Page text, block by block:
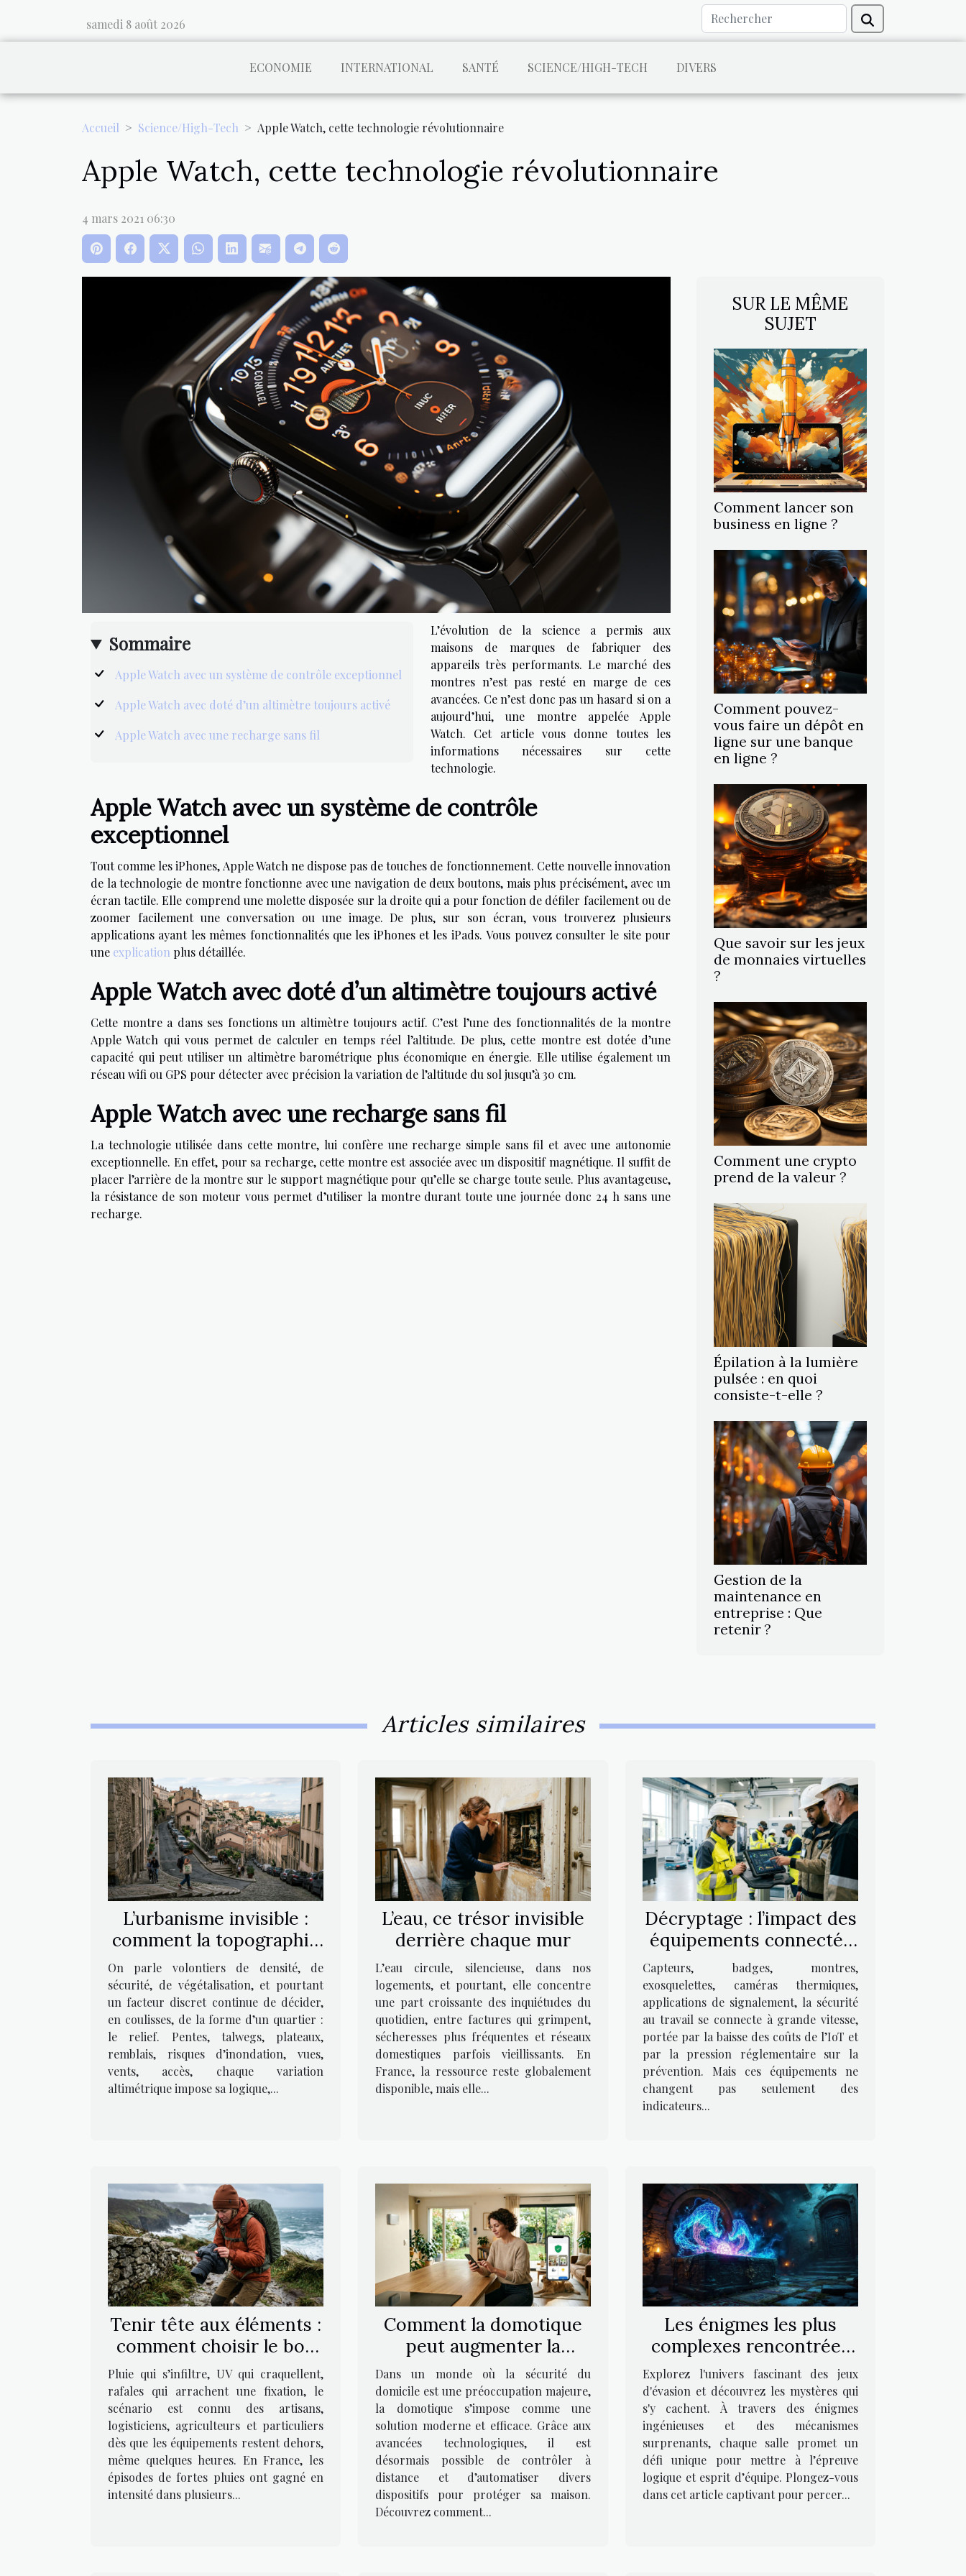
samedi 8 août 2026
ECONOMIE INTERNATIONAL SANTÉ SCIENCE/HIGH-TECH DIVERS
Accueil Science/High-Tech Apple Watch, cette technologie révolutionnaire
Apple Watch, cette technologie révolutionnaire
4 mars 2021 06:30
Sommaire
Apple Watch avec un système de contrôle exceptionnel
Apple Watch avec doté d’un altimètre toujours activé
Apple Watch avec une recharge sans fil
L’évolution de la science a permis aux
maisons de marques de fabriquer des
appareils très performants. Le marché des
montres n’est pas resté en marge de ces
avancées. Ce n’est donc pas un hasard si on a
aujourd’hui, une montre appelée Apple
Watch. Cet article vous donne toutes les
informations nécessaires sur cette
technologie.
Apple Watch avec un système de contrôle
exceptionnel
Tout comme les iPhones, Apple Watch ne dispose pas de touches de fonctionnement. Cette nouvelle innovation
de la technologie de montre fonctionne avec une navigation de deux boutons, mais plus précisément, avec un
écran tactile. Elle comprend une molette disposée sur la droite qui a pour fonction de défiler facilement ou de
zoomer facilement une conversation ou une image. De plus, sur son écran, vous trouverez plusieurs
applications ayant les mêmes fonctionnalités que les iPhones et les iPads. Vous pouvez consulter le site pour
une explication plus détaillée.
Apple Watch avec doté d’un altimètre toujours activé
Cette montre a dans ses fonctions un altimètre toujours actif. C’est l’une des fonctionnalités de la montre
Apple Watch qui vous permet de calculer en temps réel l’altitude. De plus, cette montre est dotée d’une
capacité qui peut utiliser un altimètre barométrique plus économique en énergie. Elle utilise également un
réseau wifi ou GPS pour détecter avec précision la variation de l’altitude du sol jusqu’à 30 cm.
Apple Watch avec une recharge sans fil
La technologie utilisée dans cette montre, lui confère une recharge simple sans fil et avec une autonomie
exceptionnelle. En effet, pour sa recharge, cette montre est associée avec un dispositif magnétique. Il suffit de
placer l’arrière de la montre sur le support magnétique pour qu’elle se charge toute seule. Plus avantageuse,
la résistance de son moteur vous permet d’utiliser la montre durant toute une journée donc 24 h sans une
recharge.
SUR LE MÊME
SUJET
Comment lancer son
business en ligne ?
Comment pouvez-
vous faire un dépôt en
ligne sur une banque
en ligne ?
Que savoir sur les jeux
de monnaies virtuelles
?
Comment une crypto
prend de la valeur ?
Épilation à la lumière
pulsée : en quoi
consiste-t-elle ?
Gestion de la
maintenance en
entreprise : Que
retenir ?
Articles similaires
L’urbanisme invisible :
comment la topographie
influe sur nos quartiers
On parle volontiers de densité, de
sécurité, de végétalisation, et pourtant
un facteur discret continue de décider,
en coulisses, de la forme d’un quartier :
le relief. Pentes, talwegs, plateaux,
remblais, risques d’inondation, vues,
vents, accès, chaque variation
altimétrique impose sa logique,...
L’eau, ce trésor invisible
derrière chaque mur
L’eau circule, silencieuse, dans nos
logements, et pourtant, elle concentre
une part croissante des inquiétudes du
quotidien, entre factures qui grimpent,
sécheresses plus fréquentes et réseaux
domestiques parfois vieillissants. En
France, la ressource reste globalement
disponible, mais elle...
Décryptage : l’impact des
équipements connectés
sur la culture de sécurité
au travail
Capteurs, badges, montres,
exosquelettes, caméras thermiques,
applications de signalement, la sécurité
au travail se connecte à grande vitesse,
portée par la baisse des coûts de l’IoT et
par la pression réglementaire sur la
prévention. Mais ces équipements ne
changent pas seulement des
indicateurs...
Tenir tête aux éléments :
comment choisir le bon
accessoire pour protéger
vos équipements
Pluie qui s’infiltre, UV qui craquellent,
rafales qui arrachent une fixation, le
scénario est connu des artisans,
logisticiens, agriculteurs et particuliers
dès que les équipements restent dehors,
même quelques heures. En France, les
épisodes de fortes pluies ont gagné en
intensité dans plusieurs...
Comment la domotique
peut augmenter la
sécurité de votre
domicile ?
Dans un monde où la sécurité du
domicile est une préoccupation majeure,
la domotique s’impose comme une
solution moderne et efficace. Grâce aux
avancées technologiques, il est
désormais possible de contrôler à
distance et d’automatiser divers
dispositifs pour protéger sa maison.
Découvrez comment...
Les énigmes les plus
complexes rencontrées
dans les jeux d'évasion
Explorez l'univers fascinant des jeux
d'évasion et découvrez les mystères qui
s'y cachent. À travers des énigmes
ingénieuses et des mécanismes
surprenants, chaque salle promet un
défi unique pour mettre à l’épreuve
logique et esprit d’équipe. Plongez-vous
dans cet article captivant pour percer...